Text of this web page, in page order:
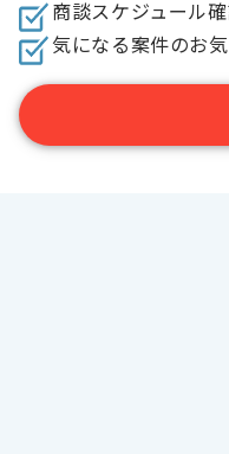
商談スケジュール
気になる案件のお